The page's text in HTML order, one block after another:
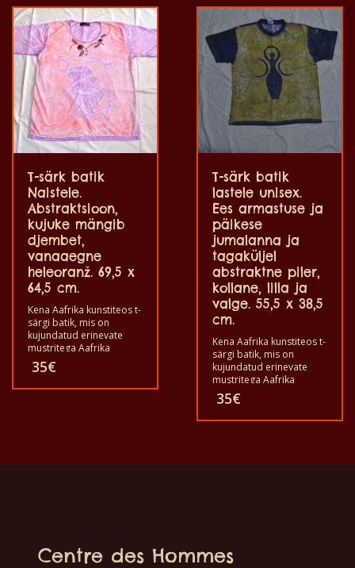
pesumasinas 40°C
juures. Ja ei anna värvi
välja. T-särk on 100%
puuvillane.
T-särki võib pesta
pesumasinas 40°C
juures. Ja ei anna värvi
välja. T-särk on 100%
puuvillane.
T-särk batik
Naistele.
Abstraktsioon,
kujuke mängib
djembet,
vanaaegne
heleoranž. 69,5 x
64,5 cm.
Kena Aafrika kunstiteos t-
särgi batik, mis on
kujundatud erinevate
mustritega Aafrika
stseeni ja loomade
kohta. Kõik need T-särgid
on ainulaadsed. T-särgid
anna värvi välja. T-särgid
35€
T-särk batik
lastele unisex.
Ees armastuse ja
päikese
jumalanna ja
tagaküljel
abstraktne piler,
kollane, lilla ja
valge. 55,5 x 38,5
cm.
Kena Aafrika kunstiteos t-
särgi batik, mis on
kujundatud erinevate
mustritega Aafrika
stseeni ja loomade
kohta. Kõik need T-särgid
on ainulaadsed. T-särgid
T-särki võib pesta
35€
Centre des Hommes